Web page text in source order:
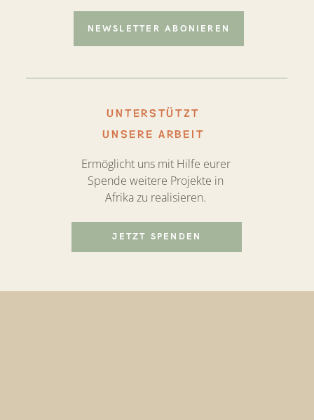
UNTERSTÜTZT
UNSERE ARBEIT
Ermöglicht uns mit Hilfe eurer
Spende weitere Projekte in
Afrika zu realisieren.
NEWSLETTER ABONIEREN
JETZT SPENDEN